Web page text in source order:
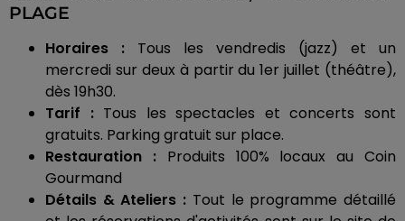
PLAGE
Horaires : Tous les vendredis (jazz) et un
mercredi sur deux à partir du 1er juillet (théâtre),
dès 19h30.
Tarif : Tous les spectacles et concerts sont
gratuits. Parking gratuit sur place.
Restauration : Produits 100% locaux au Coin
Gourmand
Détails & Ateliers : Tout le programme détaillé